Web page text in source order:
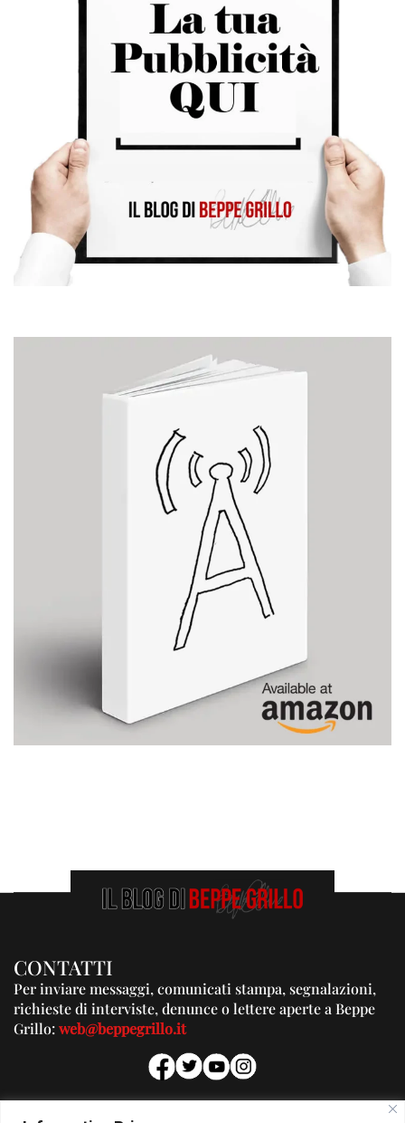
CONTATTI
Per inviare messaggi, comunicati stampa, segnalazioni,
richieste di interviste, denunce o lettere aperte a Beppe
Grillo:web@beppegrillo.it